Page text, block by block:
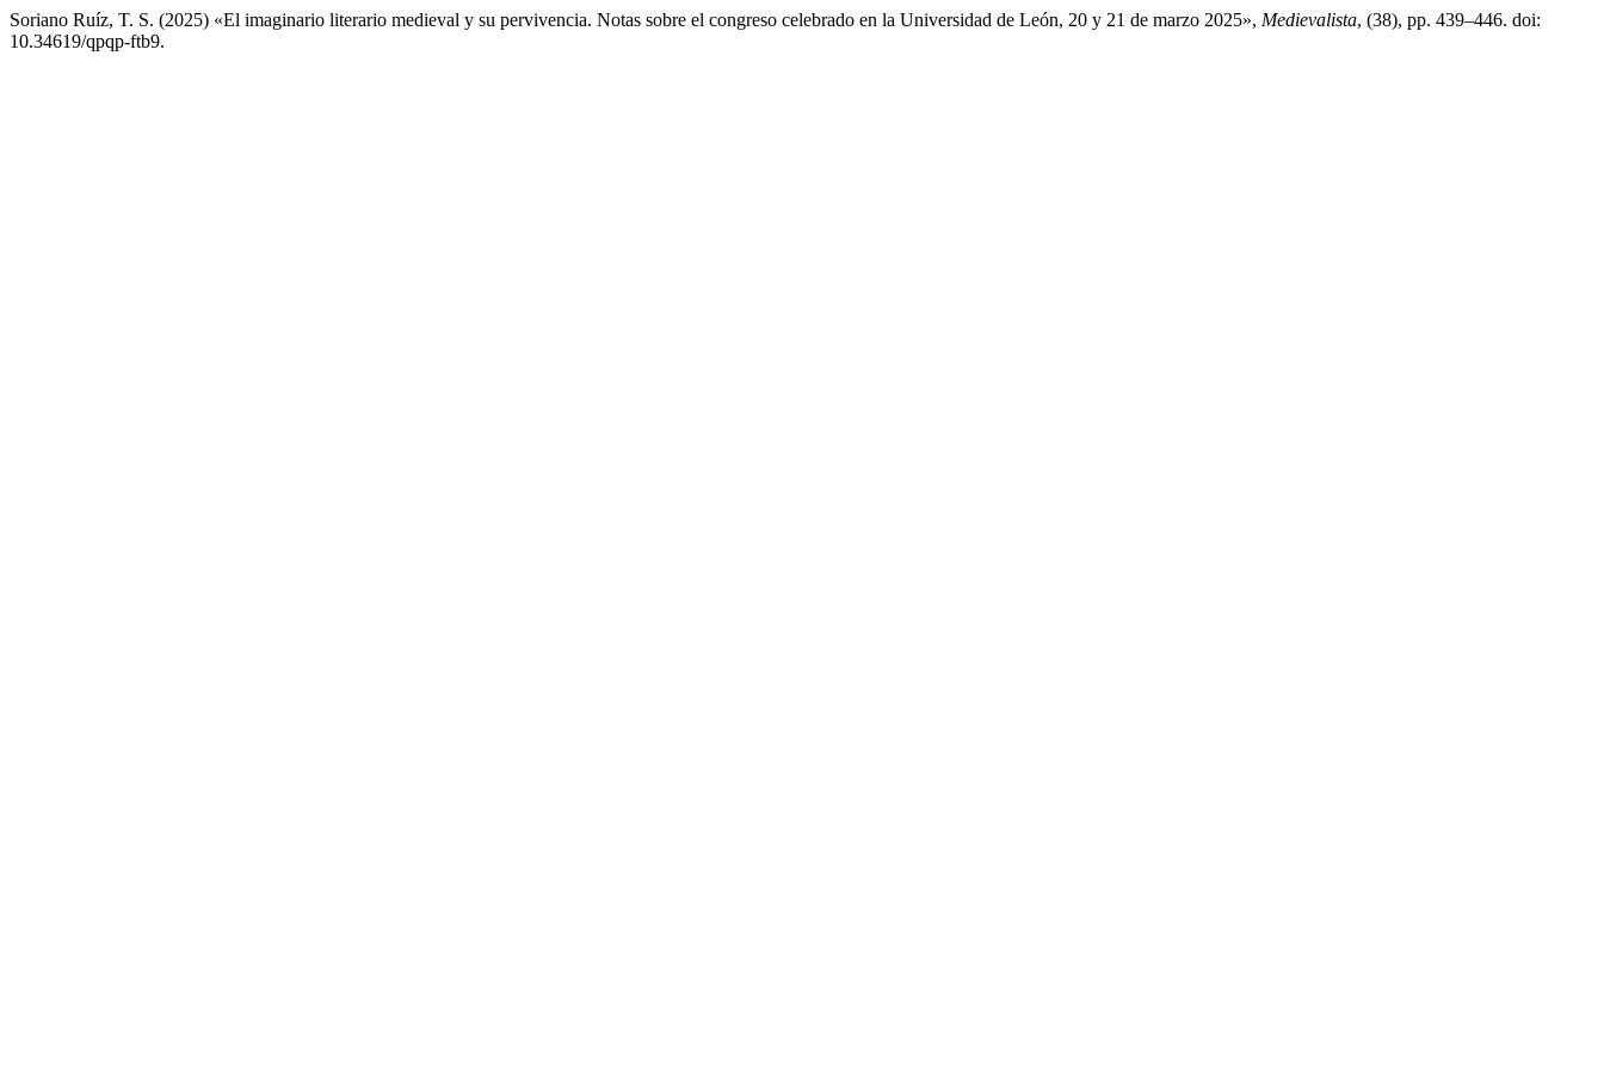
Soriano Ruíz, T. S. (2025) «El imaginario literario medieval y su pervivencia. Notas sobre el congreso celebrado en la Universidad de León, 20 y 21 de marzo 2025», Medievalista, (38), pp. 439–446. doi:
10.34619/qpqp-ftb9.